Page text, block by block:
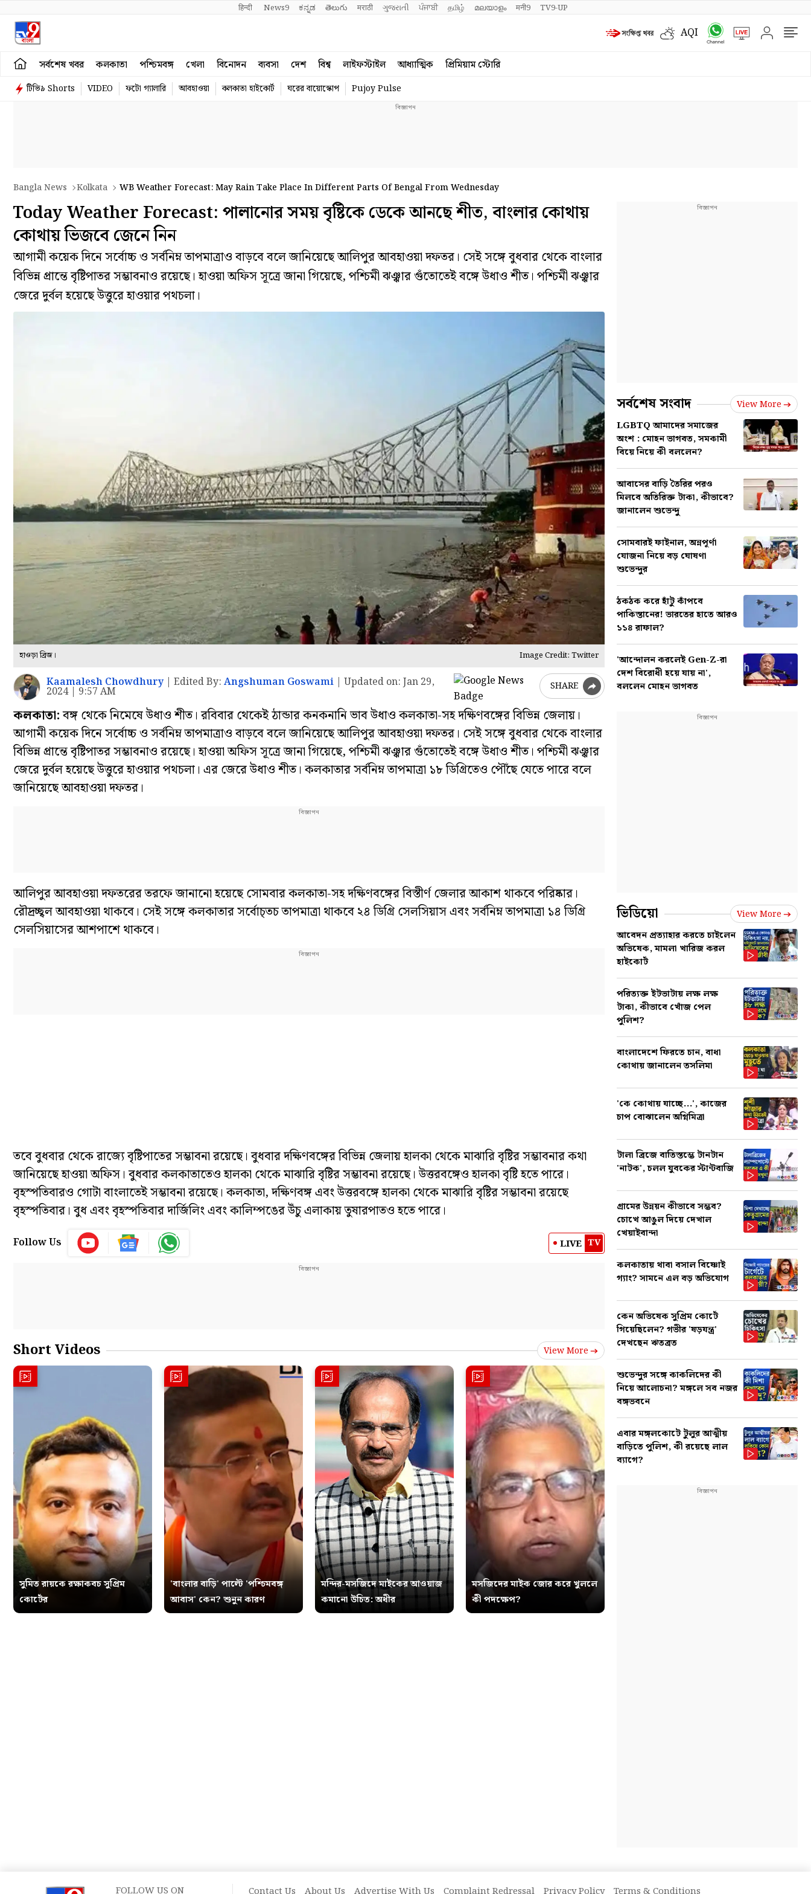
हिन्दी News9 ಕನ್ನಡ తెలుగు मराठी ગુજરાતી ਪੰਜਾਬੀ தமிழ் മലയാളം मनी9 TV9-UP
AQI
সর্বশেষ খবর কলকাতা পশ্চিমবঙ্গ খেলা বিনোদন ব্যবসা দেশ বিশ্ব লাইফস্টাইল আধ্যাত্মিক প্রিমিয়াম স্টোরি
টিভি৯ Shorts VIDEO ফটো গ্যালারি আবহাওয়া কলকাতা হাইকোর্ট ঘরের বায়োস্কোপ Pujoy Pulse
Bangla News Kolkata WB Weather Forecast: May Rain Take Place In Different Parts Of Bengal From Wednesday
Today Weather Forecast: পালানোর সময় বৃষ্টিকে ডেকে আনছে শীত, বাংলার কোথায়
কোথায় ভিজবে জেনে নিন
আগামী কয়েক দিনে সর্বোচ্চ ও সর্বনিম্ন তাপমাত্রাও বাড়বে বলে জানিয়েছে আলিপুর আবহাওয়া দফতর। সেই সঙ্গে বুধবার থেকে বাংলার
বিভিন্ন প্রান্তে বৃষ্টিপাতর সম্ভাবনাও রয়েছে। হাওয়া অফিস সূত্রে জানা গিয়েছে, পশ্চিমী ঝঞ্ঝার গুঁতোতেই বঙ্গে উধাও শীত। পশ্চিমী ঝঞ্ঝার
জেরে দুর্বল হয়েছে উত্তুরে হাওয়ার পথচলা।
হাওড়া ব্রিজ। Image Credit: Twitter
Kaamalesh Chowdhury| Edited By: Angshuman Goswami | Updated on: Jan 29,
2024 | 9:57 AM SHARE
কলকাতা:বঙ্গ থেকে নিমেষে উধাও শীত। রবিবার থেকেই ঠান্ডার কনকনানি ভাব উধাও কলকাতা-সহ দক্ষিণবঙ্গের বিভিন্ন জেলায়।
আগামী কয়েক দিনে সর্বোচ্চ ও সর্বনিম্ন তাপমাত্রাও বাড়বে বলে জানিয়েছে আলিপুর আবহাওয়া দফতর। সেই সঙ্গে বুধবার থেকে বাংলার
বিভিন্ন প্রান্তে বৃষ্টিপাতর সম্ভাবনাও রয়েছে। হাওয়া অফিস সূত্রে জানা গিয়েছে, পশ্চিমী ঝঞ্ঝার গুঁতোতেই বঙ্গে উধাও শীত। পশ্চিমী ঝঞ্ঝার
জেরে দুর্বল হয়েছে উত্তুরে হাওয়ার পথচলা। এর জেরে উধাও শীত। কলকাতার সর্বনিম্ন তাপমাত্রা ১৮ ডিগ্রিতেও পৌঁছে যেতে পারে বলে
জানিয়েছে আবহাওয়া দফতর।
আলিপুর আবহাওয়া দফতরের তরফে জানানো হয়েছে সোমবার কলকাতা-সহ দক্ষিণবঙ্গের বিস্তীর্ণ জেলার আকাশ থাকবে পরিষ্কার।
রৌদ্রচ্ছ্বল আবহাওয়া থাকবে। সেই সঙ্গে কলকাতার সর্বোচ্তচ তাপমাত্রা থাকবে ২৪ ডিগ্রি সেলসিয়াস এবং সর্বনিম্ন তাপমাত্রা ১৪ ডিগ্রি
সেলসিয়াসের আশপাশে থাকবে।
তবে বুধবার থেকে রাজ্যে বৃষ্টিপাতের সম্ভাবনা রয়েছে। বুধবার দক্ষিণবঙ্গের বিভিন্ন জেলায় হালকা থেকে মাঝারি বৃষ্টির সম্ভাবনার কথা
জানিয়েছে হাওয়া অফিস। বুধবার কলকাতাতেও হালকা থেকে মাঝারি বৃষ্টির সম্ভাবনা রয়েছে। উত্তরবঙ্গেও হালকা বৃষ্টি হতে পারে।
বৃহস্পতিবারও গোটা বাংলাতেই সম্ভাবনা রয়েছে। কলকাতা, দক্ষিণবঙ্গ এবং উত্তরবঙ্গে হালকা থেকে মাঝারি বৃষ্টির সম্ভাবনা রয়েছে
বৃহস্পতিবার। বুধ এবং বৃহস্পতিবার দার্জিলিং এবং কালিম্পঙের উঁচু এলাকায় তুষারপাতও হতে পারে।
Follow Us LIVE TV
Short Videos View More
সুমিত রায়কে রক্ষাকবচ সুপ্রিম
কোর্টের
'বাংলার বাড়ি' পাল্টে 'পশ্চিমবঙ্গ
আবাস' কেন? শুনুন কারণ
মন্দির-মসজিদে মাইকের আওয়াজ
কমানো উচিত: অধীর
মসজিদের মাইক জোর করে খুললে
কী পদক্ষেপ?
সর্বশেষ সংবাদ View More
LGBTQ আমাদের সমাজের
অংশ : মোহন ভাগবত, সমকামী
বিয়ে নিয়ে কী বললেন?
আবাসের বাড়ি তৈরির পরও
মিলবে অতিরিক্ত টাকা, কীভাবে?
জানালেন শুভেন্দু
সোমবারই ফাইনাল, অন্নপূর্ণা
যোজনা নিয়ে বড় ঘোষণা
শুভেন্দুর
ঠকঠক করে হাঁটু কাঁপবে
পাকিস্তানের! ভারতের হাতে আরও
১১৪ রাফাল?
'আন্দোলন করলেই Gen-Z-রা
দেশ বিরোধী হয়ে যায় না',
বললেন মোহন ভাগবত
ভিডিয়ো View More
আবেদন প্রত্যাহার করতে চাইলেন
অভিষেক, মামলা খারিজ করল
হাইকোর্ট
পরিত্যক্ত ইটভাটায় লক্ষ লক্ষ
টাকা, কীভাবে খোঁজ পেল
পুলিশ?
বাংলাদেশে ফিরতে চান, বাধা
কোথায় জানালেন তসলিমা
'কে কোথায় যাচ্ছে...', কাজের
চাপ বোঝালেন অগ্নিমিত্রা
টালা ব্রিজে বাতিস্তম্ভে টানটান
'নাটক', চলল যুবকের স্টান্টবাজি
গ্রামের উন্নয়ন কীভাবে সম্ভব?
চোখে আঙুল দিয়ে দেখাল
খেয়াইবান্দা
কলকাতায় থাবা বসাল বিষ্ণোই
গ্যাং? সামনে এল বড় অভিযোগ
কেন অভিষেক সুপ্রিম কোর্টে
গিয়েছিলেন? গভীর 'ষড়যন্ত্র'
দেখছেন ঋতব্রত
শুভেন্দুর সঙ্গে কাকলিদের কী
নিয়ে আলোচনা? মঙ্গলে সব নজর
বঙ্গভবনে
এবার মঙ্গলকোটে টুলুর আত্মীয়
বাড়িতে পুলিশ, কী রয়েছে লাল
ব্যাগে?
FOLLOW US ON